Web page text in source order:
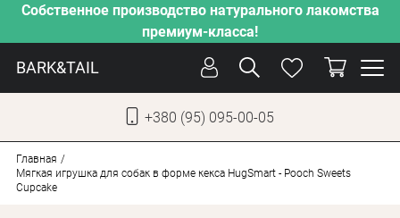
Собственное производство натурального лакомства
премиум-класса!
BARK&TAIL
+380 (95) 095-00-05
Главная
Мягкая игрушка для собак в форме кекса HugSmart - Pooch Sweets
Cupcake